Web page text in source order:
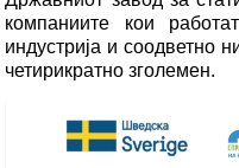
компаниите кои
индустрија и соодветно
четирикратно зголемен.